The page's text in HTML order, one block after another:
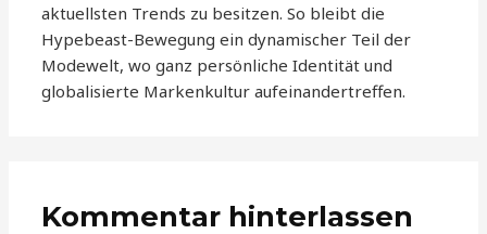
aktuellsten Trends zu besitzen. So bleibt die
Hypebeast-Bewegung ein dynamischer Teil der
Modewelt, wo ganz persönliche Identität und
globalisierte Markenkultur aufeinandertreffen.
Kommentar hinterlassen